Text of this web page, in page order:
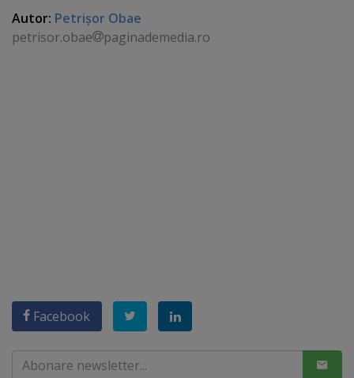
Autor: Petrişor Obae
petrisor.obae
paginademedia.ro
Facebook